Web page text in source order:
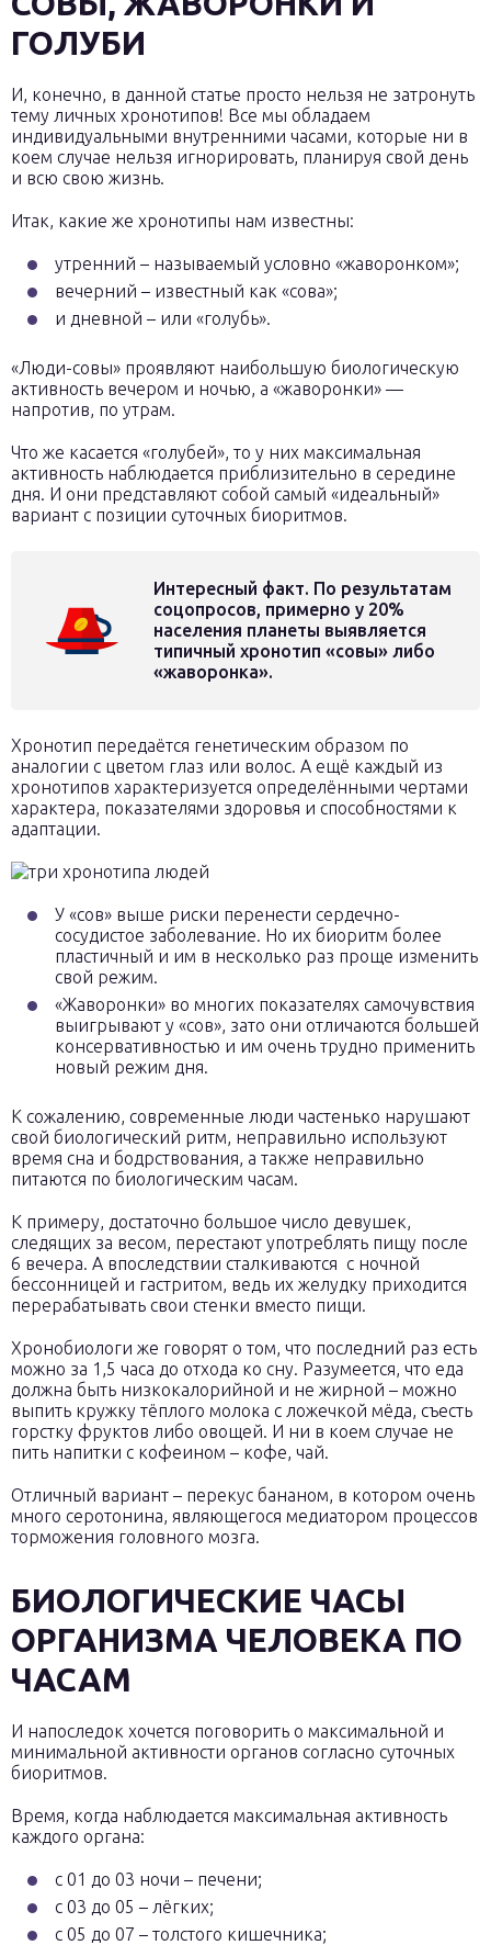
ГОЛУБИ
И, конечно, в данной статье просто нельзя не затронуть
тему личных хронотипов! Все мы обладаем
индивидуальными внутренними часами, которые ни в
коем случае нельзя игнорировать, планируя свой день
и всю свою жизнь.
Итак, какие же хронотипы нам известны:
утренний – называемый условно «жаворонком»;
вечерний – известный как «сова»;
и дневной – или «голубь».
«Люди-совы» проявляют наибольшую биологическую
активность вечером и ночью, а «жаворонки» —
напротив, по утрам.
Что же касается «голубей», то у них максимальная
активность наблюдается приблизительно в середине
дня. И они представляют собой самый «идеальный»
вариант с позиции суточных биоритмов.
Интересный факт. По результатам
соцопросов, примерно у 20%
населения планеты выявляется
типичный хронотип «совы» либо
«жаворонка».
Хронотип передаётся генетическим образом по
аналогии с цветом глаз или волос. А ещё каждый из
хронотипов характеризуется определёнными чертами
характера, показателями здоровья и способностями к
адаптации.
У «сов» выше риски перенести сердечно-
сосудистое заболевание. Но их биоритм более
пластичный и им в несколько раз проще изменить
свой режим.
«Жаворонки» во многих показателях самочувствия
выигрывают у «сов», зато они отличаются большей
консервативностью и им очень трудно применить
новый режим дня.
К сожалению, современные люди частенько нарушают
свой биологический ритм, неправильно используют
время сна и бодрствования, а также неправильно
питаются по биологическим часам.
К примеру, достаточно большое число девушек,
следящих за весом, перестают употреблять пищу после
6 вечера. А впоследствии сталкиваются с ночной
бессонницей и гастритом, ведь их желудку приходится
перерабатывать свои стенки вместо пищи.
Хронобиологи же говорят о том, что последний раз есть
можно за 1,5 часа до отхода ко сну. Разумеется, что еда
должна быть низкокалорийной и не жирной – можно
выпить кружку тёплого молока с ложечкой мёда, съесть
горстку фруктов либо овощей. И ни в коем случае не
пить напитки с кофеином – кофе, чай.
Отличный вариант – перекус бананом, в котором очень
много серотонина, являющегося медиатором процессов
торможения головного мозга.
БИОЛОГИЧЕСКИЕ ЧАСЫ
ОРГАНИЗМА ЧЕЛОВЕКА ПО
ЧАСАМ
И напоследок хочется поговорить о максимальной и
минимальной активности органов согласно суточных
биоритмов.
Время, когда наблюдается максимальная активность
каждого органа:
с 01 до 03 ночи – печени;
с 03 до 05 – лёгких;
с 05 до 07 – толстого кишечника;